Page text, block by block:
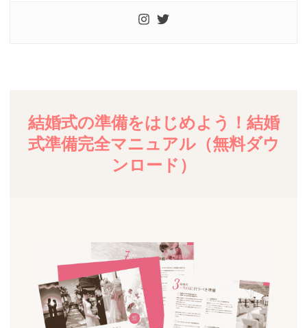
結婚式の準備をはじめよう！結婚
式準備完全マニュアル（無料ダウ
ンロード）